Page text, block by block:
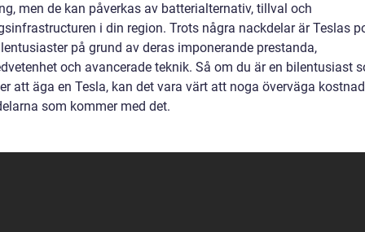
men de kan påverkas av batterialternativ, tillval och
i din region. Trots några nackdelar är Teslas
på grund av deras imponerande prestanda,
och avancerade teknik. Så om du är en bilentusiast
att äga en Tesla, kan det vara värt att noga överväga
som kommer med det.